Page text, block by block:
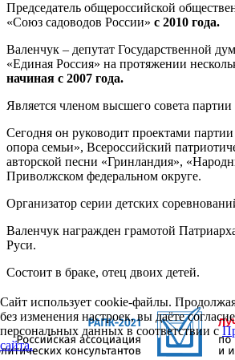
Председатель общероссийской
«Союз садоводов России» с 2010 года.
Валенчук – депутат Государственной
«Единая Россия» на протяжении
начиная с 2007 года.
Является членом высшего совета
Сегодня он руководит проектами
опора семьи», Всероссийский
авторской песни «Гринландия»,
Приволжском федеральном округе.
Организатор серии детских
Валенчук награжден грамотой
Руси.
Состоит в браке, отец двоих детей.
Сайт использует cookie-файлы.
без изменения настроек, вы даёте
персональных данных в соответствии с
сайта.